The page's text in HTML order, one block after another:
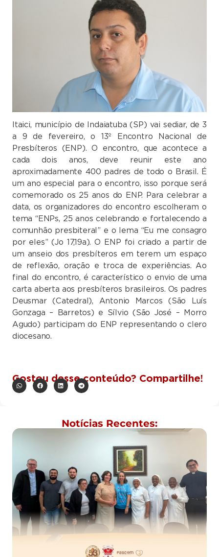
Itaici, município de Indaiatuba (SP) vai sediar, de3
a 9 de fevereiro, o 13º Encontro Nacional de
Presbíteros (ENP). O encontro, que acontece a
cada dois anos, deve reunir este ano
aproximadamente 400 padres de todo o Brasil. É
um ano especial para o encontro, isso porque será
comemorado os 25 anos do ENP. Para celebrar a
data, os organizadores do encontro escolheram o
tema “ENPs, 25 anos celebrando e fortalecendo a
comunhão presbiteral” e o lema “Eu me consagro
por eles” (Jo 17,19a). O ENP foi criado a partir de
um anseio dos presbíteros em terem um espaço
de reflexão, oração e troca de experiências. Ao
final do encontro, é característico o envio de uma
carta aberta aos presbíteros brasileiros. Os padres
Deusmar (Catedral), Antonio Marcos (São Luís
Gonzaga – Barretos) e Sílvio (São José – Morro
Agudo) participam do ENP representando o clero
diocesano.
Gostou desse conteúdo? Compartilhe!
Notícias Recentes: